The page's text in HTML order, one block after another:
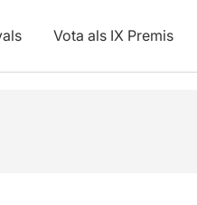
Vota als IX Premis